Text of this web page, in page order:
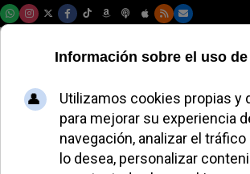
El País vuelve
exigir datos a